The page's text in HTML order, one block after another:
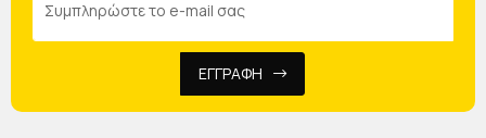
ΕΓΓΡΑΦΗ